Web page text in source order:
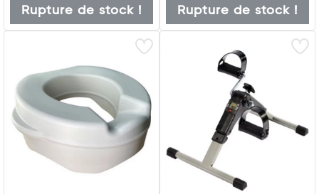
Rupture de stock ! Rupture de stock !